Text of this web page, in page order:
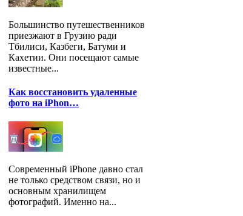
Большинство путешественников
приезжают в Грузию ради
Тбилиси, Казбеги, Батуми и
Кахетии. Они посещают самые
известные...
Как восстановить удаленные
фото на iPhon…
Современный iPhone давно стал
не только средством связи, но и
основным хранилищем
фотографий. Именно на...